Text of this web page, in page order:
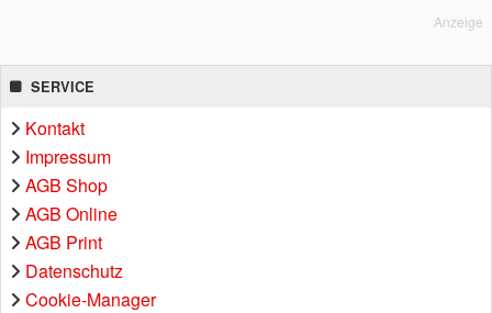
Anzeige
SERVICE
Kontakt
Impressum
AGB Shop
AGB Online
AGB Print
Datenschutz
Cookie-Manager